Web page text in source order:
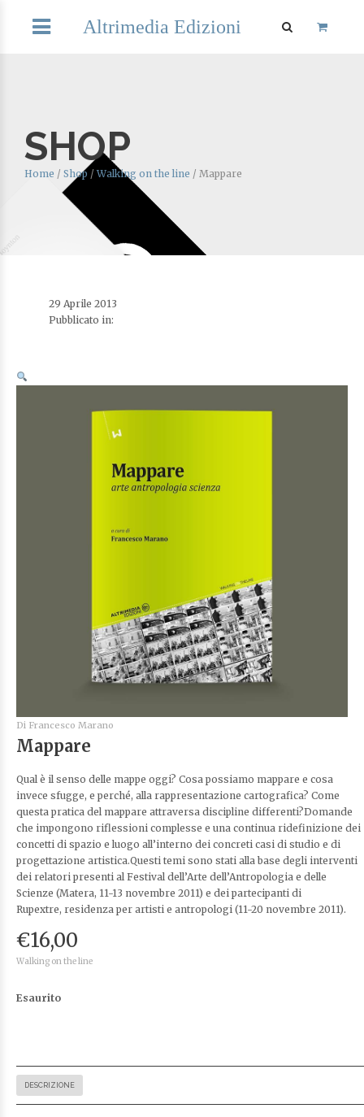
Altrimedia Edizioni
SHOP
Home / Shop /Walking on the line / Mappare
29 Aprile 2013
Pubblicato in:
Di Francesco Marano
Mappare
Qual è il senso delle mappe oggi? Cosa possiamo mappare e cosa
invece sfugge, e perché, alla rappresentazione cartografica? Come
questa pratica del mappare attraversa discipline differenti?Domande
che impongono riflessioni complesse e una continua ridefinizione dei
concetti di spazio e luogo all’interno dei concreti casi di studio e di
progettazione artistica.Questi temi sono stati alla base degli interventi
dei relatori presenti al Festival dell’Arte dell’Antropologia e delle
Scienze (Matera, 11-13 novembre 2011) e dei partecipanti di
Rupextre, residenza per artisti e antropologi (11-20 novembre 2011).
€16,00
Walking on the line
Esaurito
DESCRIZIONE